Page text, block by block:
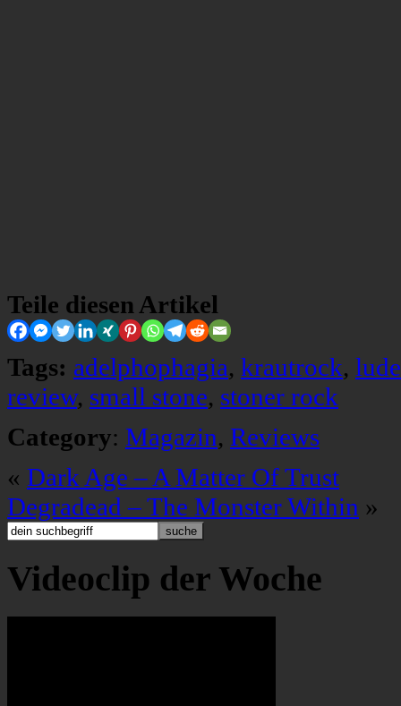
Teile diesen Artikel
Tags: adelphophagia, krautrock,
review, small stone, stoner rock
Category: Magazin, Reviews
« Dark Age – A Matter Of Trust
Degradead – The Monster Within »
Videoclip der Woche